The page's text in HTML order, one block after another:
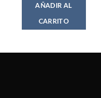
AÑADIR AL
CARRITO